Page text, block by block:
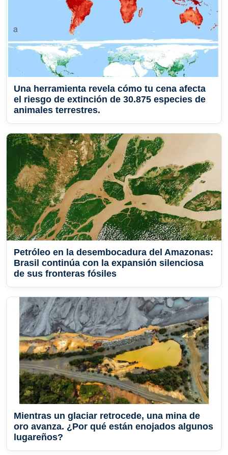
Una herramienta revela cómo tu cena afecta
el riesgo de extinción de 30.875 especies de
animales terrestres.
Petróleo en la desembocadura del Amazonas:
Brasil continúa con la expansión silenciosa
de sus fronteras fósiles
Mientras un glaciar retrocede, una mina de
oro avanza. ¿Por qué están enojados algunos
lugareños?